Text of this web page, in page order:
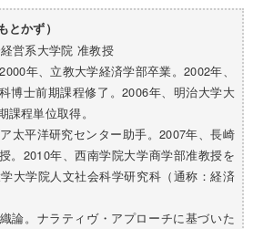
かず）
営系大学院 准教授
年、立教大学経済学部卒業。2002年、
博士前期課程修了。2006年、明治大学大
程単位取得。
太平洋研究センター助手。2007年、長崎
。2010年、西南学院大学商学部准教授を
大学院人文社会科学研究科（通称：経済
論。ナラティヴ・アプローチに基づいた